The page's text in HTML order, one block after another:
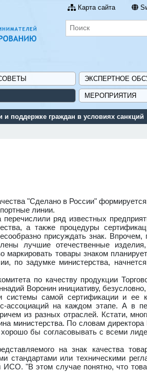
Карта сайта
ЭКСПЕРТНОЕ
МЕРОПРИЯТИЯ
"Сделано в России"
линии.
ряд известных
а также процедуры
присуждать знак. Впрочем,
лучшие отечественные
товары знаком
по задумке министерства,
по качеству продукции
Воронин инициативу,
системы самой сертификации и ее
ассоциаций на каждом этапе. А в
из разных отраслей. Кстати,
министерства. По словам директора
бы согласовывать с всеми
на знак качества
стандартами или техническими
"В этом случае понятно, что